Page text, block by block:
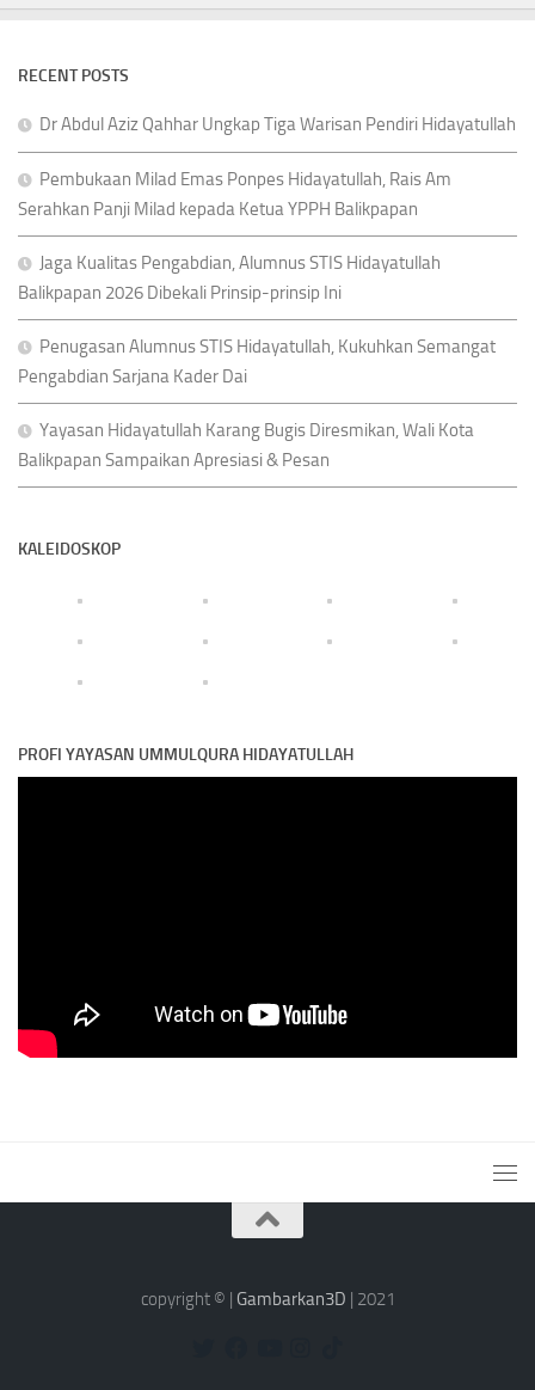
RECENT POSTS
Dr Abdul Aziz Qahhar Ungkap Tiga Warisan Pendiri Hidayatullah
Pembukaan Milad Emas Ponpes Hidayatullah, Rais Am
Serahkan Panji Milad kepada Ketua YPPH Balikpapan
Jaga Kualitas Pengabdian, Alumnus STIS Hidayatullah
Balikpapan 2026 Dibekali Prinsip-prinsip Ini
Penugasan Alumnus STIS Hidayatullah, Kukuhkan Semangat
Pengabdian Sarjana Kader Dai
Yayasan Hidayatullah Karang Bugis Diresmikan, Wali Kota
Balikpapan Sampaikan Apresiasi & Pesan
KALEIDOSKOP
PROFI YAYASAN UMMULQURA HIDAYATULLAH
copyright © | Gambarkan3D | 2021